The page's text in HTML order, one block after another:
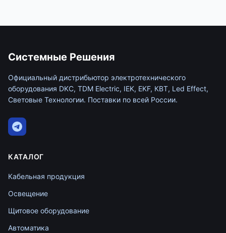
Системные Решения
Официальный дистрибьютор электротехнического
оборудования DKC, TDM Electric, IEK, EKF, КВТ, Led Effect,
Световые Технологии. Поставки по всей России.
КАТАЛОГ
Кабельная продукция
Освещение
Щитовое оборудование
Автоматика